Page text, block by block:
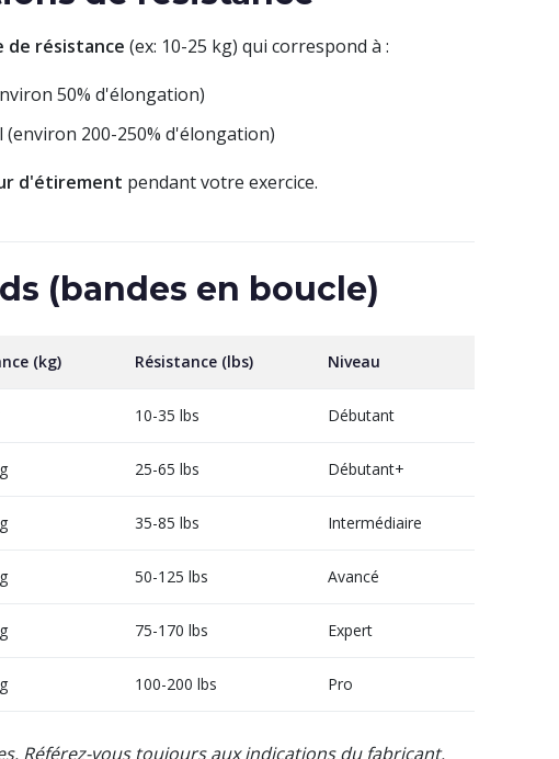
de résistance (ex: 10-25 kg) qui correspond à :
50% d'élongation)
200-250% d'élongation)
d'étirement pendant votre exercice.
(bandes en boucle)
(kg) Résistance (lbs) Niveau
10-35 lbs Débutant
25-65 lbs Débutant+
35-85 lbs Intermédiaire
50-125 lbs Avancé
75-170 lbs Expert
100-200 lbs Pro
Référez-vous toujours aux indications du fabricant.